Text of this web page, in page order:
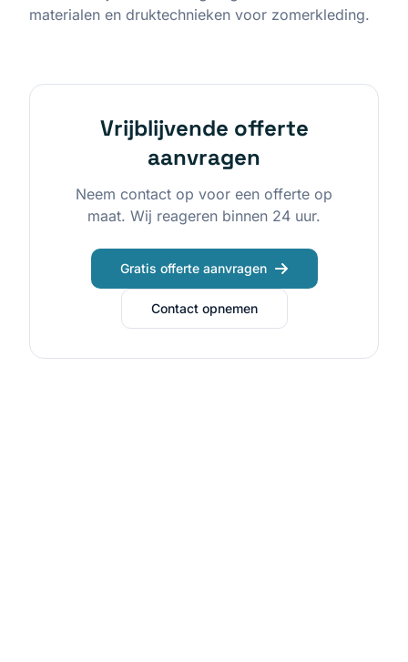
materialen en druktechnieken voor zomerkleding.
Vrijblijvende offerte
aanvragen
Neem contact op voor een offerte op
maat. Wij reageren binnen 24 uur.
Gratis offerte aanvragen
Contact opnemen